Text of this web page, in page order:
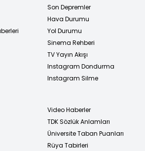
Son Depremler
Hava Durumu
Yol Durumu
Sinema Rehberi
TV Yayın Akışı
Instagram Dondurma
Instagram Silme
Video Haberler
TDK Sözlük Anlamları
Üniversite Taban Puanları
Rüya Tabirleri